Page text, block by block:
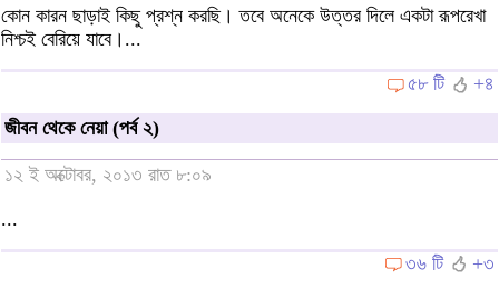
কোন কারন ছাড়াই কিছু প্রশ্ন করছি। তবে অনেকে উত্তর দিলে একটা রূপরেখা
নিশ্চই বেরিয়ে যাবে।...
৫৮ টি
+৪
জীবন থেকে নেয়া (পর্ব ২)
১২ ই অক্টোবর, ২০১৩ রাত ৮:০৯
...
৩৬ টি
+৩